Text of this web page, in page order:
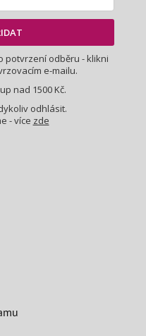
potvrzení odběru - klikni
e-mailu.
nad 1500 Kč.
odhlásit.
- více zde